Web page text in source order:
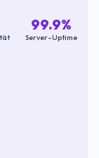
99.9%
Server-Uptime